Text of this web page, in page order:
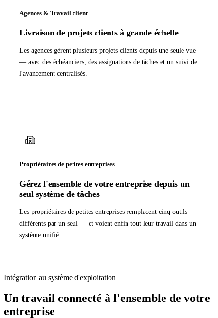
Agences & Travail client
Livraison de projets clients à grande échelle
Les agences gèrent plusieurs projets clients depuis une seule vue
— avec des échéanciers, des assignations de tâches et un suivi de
l'avancement centralisés.
Propriétaires de petites entreprises
Gérez l'ensemble de votre entreprise depuis un
seul système de tâches
Les propriétaires de petites entreprises remplacent cinq outils
différents par un seul — et voient enfin tout leur travail dans un
système unifié.
Intégration au système d'exploitation
Un travail connecté à l'ensemble de votre
entreprise